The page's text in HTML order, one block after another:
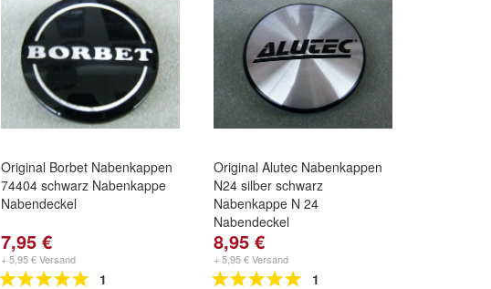
Original Borbet Nabenkappen
74404 schwarz Nabenkappe
Nabendeckel
7,95 €
+ 5,95 € Versand
1
Original Alutec Nabenkappen
N24 silber schwarz
Nabenkappe N 24
Nabendeckel
8,95 €
+ 5,95 € Versand
1